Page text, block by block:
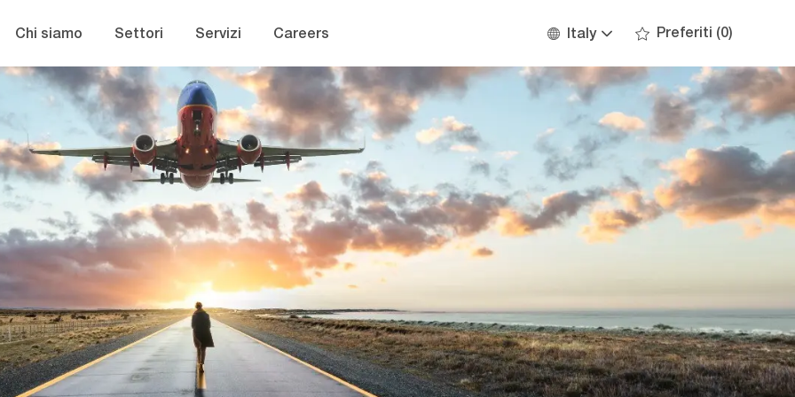
Chi siamo
Settori Servizi Careers
Language
Italian
Italy Preferiti (0)